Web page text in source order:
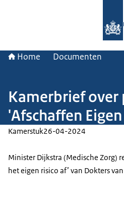
Home Documenten
Kamerbrief
'Afschaffen
Kamerstuk26-04-2024
Minister Dijkstra (Medische Zorg)
het eigen risico af’ van Dokters